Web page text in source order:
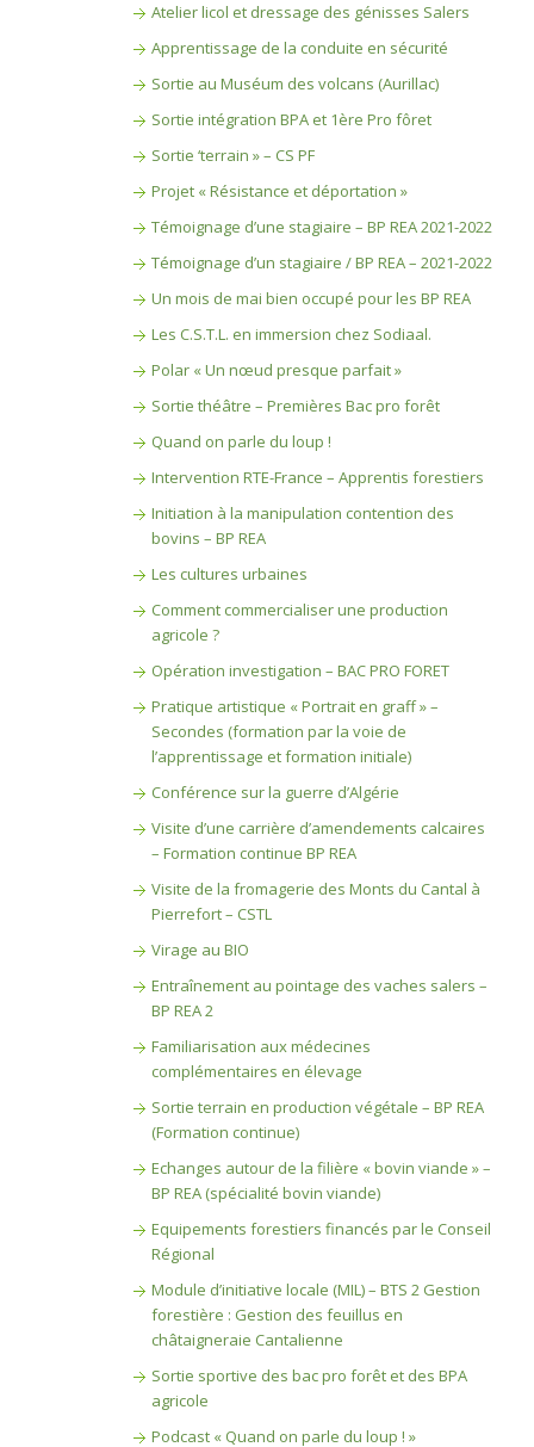
Atelier licol et dressage des génisses Salers
Apprentissage de la conduite en sécurité
Sortie au Muséum des volcans (Aurillac)
Sortie intégration BPA et 1ère Pro fôret
Sortie ‘terrain » – CS PF
Projet « Résistance et déportation »
Témoignage d’une stagiaire – BP REA 2021-2022
Témoignage d’un stagiaire / BP REA – 2021-2022
Un mois de mai bien occupé pour les BP REA
Les C.S.T.L. en immersion chez Sodiaal.
Polar « Un nœud presque parfait »
Sortie théâtre – Premières Bac pro forêt
Quand on parle du loup !
Intervention RTE-France – Apprentis forestiers
Initiation à la manipulation contention des
bovins – BP REA
Les cultures urbaines
Comment commercialiser une production
agricole ?
Opération investigation – BAC PRO FORET
Pratique artistique « Portrait en graff » –
Secondes (formation par la voie de
l’apprentissage et formation initiale)
Conférence sur la guerre d’Algérie
Visite d’une carrière d’amendements calcaires
– Formation continue BP REA
Visite de la fromagerie des Monts du Cantal à
Pierrefort – CSTL
Virage au BIO
Entraînement au pointage des vaches salers –
BP REA 2
Familiarisation aux médecines
complémentaires en élevage
Sortie terrain en production végétale – BP REA
(Formation continue)
Echanges autour de la filière « bovin viande » –
BP REA (spécialité bovin viande)
Equipements forestiers financés par le Conseil
Régional
Module d’initiative locale (MIL) – BTS 2 Gestion
forestière : Gestion des feuillus en
châtaigneraie Cantalienne
Sortie sportive des bac pro forêt et des BPA
agricole
Podcast « Quand on parle du loup ! »